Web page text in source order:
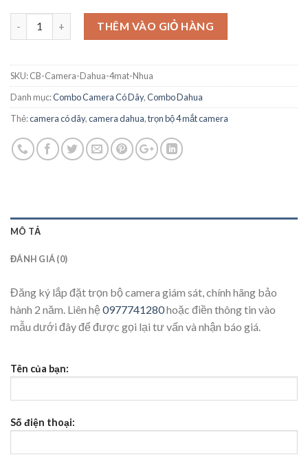
THÊM VÀO GIỎ HÀNG
SKU:CB-Camera-Dahua-4mat-Nhua
Danh mục:Combo Camera Có Dây,Combo Dahua
Thẻ:camera có dây,camera dahua,trọn bộ 4 mắt camera
MÔ TẢ
ĐÁNH GIÁ (0)
Đăng ký lắp đặt trọn bộ camera giám sát, chính hãng bảo
hành 2 năm. Liên hệ 0977741280hoặc điền thông tin vào
mẫu dưới đây để được gọi lại tư vấn và nhận báo giá.
Tên của bạn:
Số điện thoại: